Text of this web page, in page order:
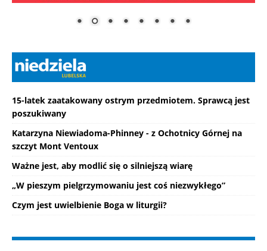
15-latek zaatakowany ostrym przedmiotem. Sprawcą jest
poszukiwany
Katarzyna Niewiadoma-Phinney - z Ochotnicy Górnej na
szczyt Mont Ventoux
Ważne jest, aby modlić się o silniejszą wiarę
„W pieszym pielgrzymowaniu jest coś niezwykłego”
Czym jest uwielbienie Boga w liturgii?